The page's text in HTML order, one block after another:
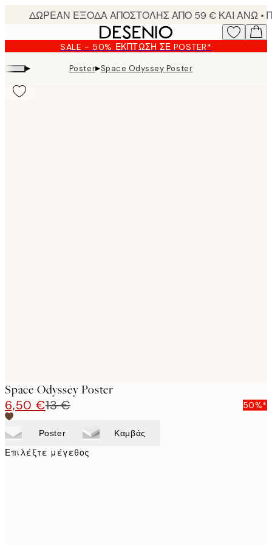
content.
SALE - 50% ΈΚΠΤΩΣΗ ΣΕ POSTER*
▸ Poster▸Space Odyssey Poster
Space Odyssey Poster
6,50 €13 € 50%*
Poster Καμβάς
Επιλέξτε μέγεθος